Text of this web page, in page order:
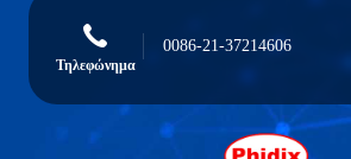
Τηλεφώνημα
0086-21-37214606